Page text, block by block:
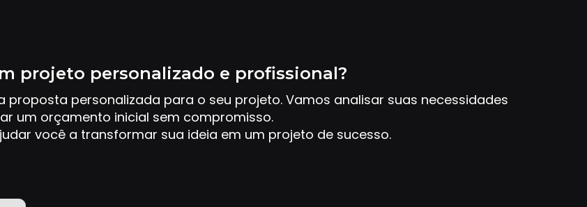
projeto personalizado e profissional?
proposta personalizada para o seu projeto. Vamos analisar suas necessidades
um orçamento inicial sem compromisso.
você a transformar sua ideia em um projeto de sucesso.